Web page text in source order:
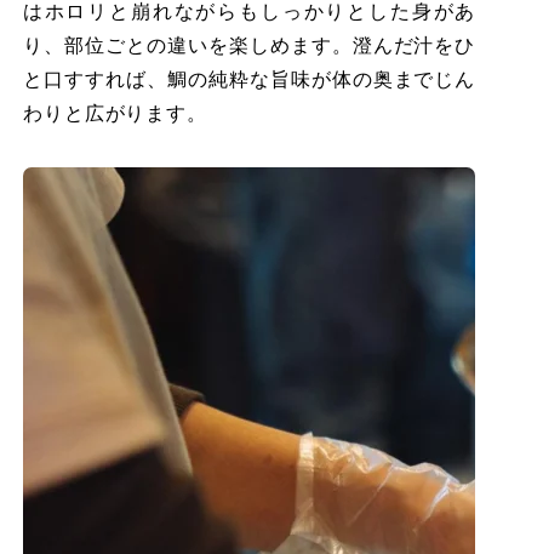
はホロリと崩れながらもしっかりとした身があ
り、部位ごとの違いを楽しめます。澄んだ汁をひ
と口すすれば、鯛の純粋な旨味が体の奥までじん
わりと広がります。